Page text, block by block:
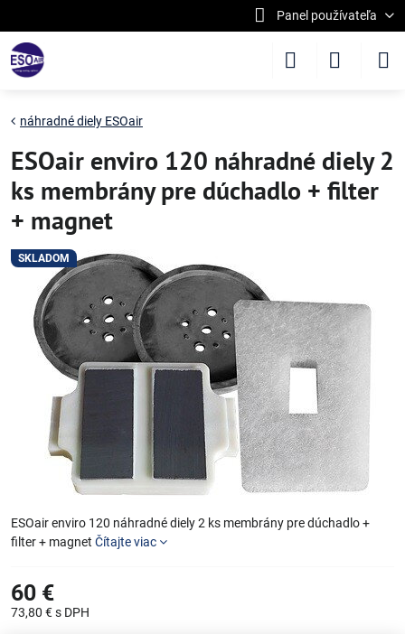
Panel používateľa
SKLADOM
náhradné diely ESOair
ESOair enviro 120 náhradné diely 2
ks membrány pre dúchadlo + filter
+ magnet
ESOair enviro 120 náhradné diely 2 ks membrány pre dúchadlo +
filter + magnet Čítajte viac
60 €
73,80 €s DPH